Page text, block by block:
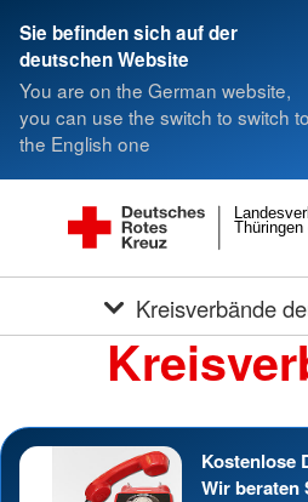
Sie befinden sich auf der
deutschen Website
You are on the German website,
you can use the switch to switch to
the English one
Thüringen
Kreisverbände
Kostenlose
Wir beraten